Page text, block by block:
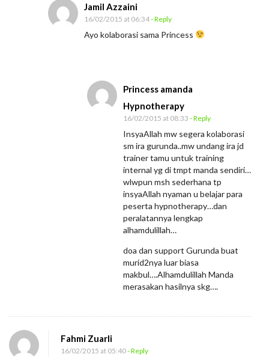
P
Jamil Azzaini
16/02/2015 at 06:34- Reply
Ayo kolaborasi sama Princess
Princess amanda
Hypnotherapy
16/02/2015 at 08:33 - Reply
InsyaAllah mw segera kolaborasi
sm ira gurunda..mw undang ira jd
trainer tamu untuk training
internal yg di tmpt manda sendiri…
wlwpun msh sederhana tp
insyaAllah nyaman u belajar para
peserta hypnotherapy…dan
peralatannya lengkap
alhamdulillah…
doa dan support Gurunda buat
murid2nya luar biasa
makbul….Alhamdulillah Manda
merasakan hasilnya skg….
Fahmi Zuarli
16/02/2015 at 05:40- Reply